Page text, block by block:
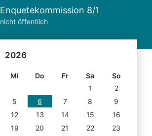
Enquetekommission 8/1
nicht öffentlich
2026
Mi Do Fr Sa
So
1
2
5 6 7 8
9
12 13 14 15
16
19 20 21 22
23